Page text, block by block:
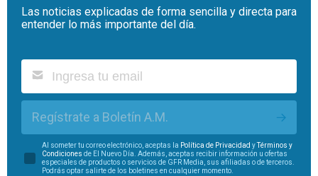
Las noticias explicadas de forma sencilla y directa para
entender lo más importante del día.
Regístrate a Boletín A.M.
Al someter tu correo electrónico, aceptas la Política de Privacidad yTérminos y
Condiciones de El Nuevo Día. Además, aceptas recibir información u ofertas
especiales de productos o servicios de GFR Media, sus afiliadas o de terceros.
Podrás optar salirte de los boletines en cualquier momento.